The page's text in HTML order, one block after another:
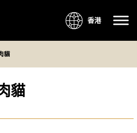
香港
貓
貓